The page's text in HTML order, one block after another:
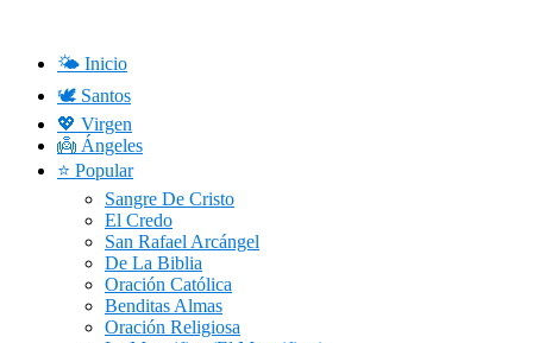
contenido🌤️ Inicio
🕊️ Santos
💖 Virgen
👼 Ángeles
⭐ Popular
Sangre De Cristo
El Credo
San Rafael Arcángel
De La Biblia
Oración Católica
Benditas Almas
Oración Religiosa